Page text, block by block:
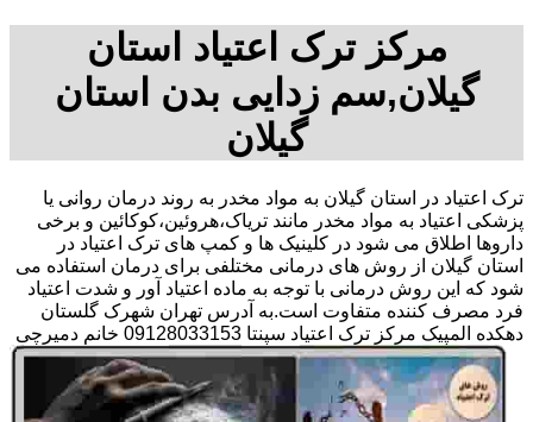
مرکز ترک اعتیاد استان
گیلان,سم زدایی بدن استان
گیلان
ترک اعتیاد در استان گیلان به مواد مخدر به روند درمان روانی یا
پزشکی اعتیاد به مواد مخدر مانند تریاک،هروئین،کوکائین و برخی
داروها اطلاق می شود در کلینیک ها و کمپ های ترک اعتیاد در
استان گیلان از روش های درمانی مختلفی برای درمان استفاده می
شود که این روش درمانی با توجه به ماده اعتیاد آور و شدت اعتیاد
فرد مصرف کننده متفاوت است.به آدرس تهران شهرک گلستان
دهکده المپیک مرکز ترک اعتیاد سپنتا 09128033153 خانم دمیرچی